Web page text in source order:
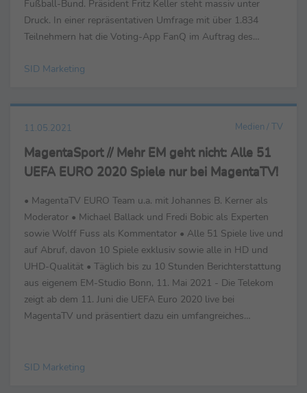
Fußball-Bund. Präsident Fritz Keller steht massiv unter
Druck. In einer repräsentativen Umfrage mit über 1.834
Teilnehmern hat die Voting-App FanQ im Auftrag des
SID Marketing
11.05.2021 Medien / TV
MagentaSport // Mehr EM geht nicht: Alle 51
UEFA EURO 2020 Spiele nur bei MagentaTV!
• MagentaTV EURO Team u.a. mit Johannes B. Kerner als
Moderator • Michael Ballack und Fredi Bobic als Experten
sowie Wolff Fuss als Kommentator • Alle 51 Spiele live und
auf Abruf, davon 10 Spiele exklusiv sowie alle in HD und
UHD-Qualität • Täglich bis zu 10 Stunden Berichterstattung
aus eigenem EM-Studio Bonn, 11. Mai 2021 - Die Telekom
zeigt ab dem 11. Juni die UEFA Euro 2020 live bei
MagentaTV und präsentiert dazu ein umfangreiches
SID Marketing